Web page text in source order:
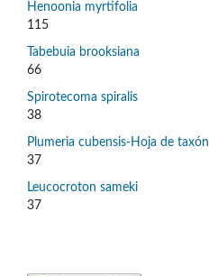
Henoonia myrtifolia
115
Tabebuia brooksiana
66
Spirotecoma spiralis
38
Plumeria cubensis-Hoja de taxón
37
Leucocroton sameki
37